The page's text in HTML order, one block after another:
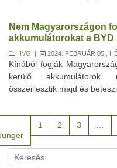
Nem Magyarországon
akkumulátorokat a BYD
HVG | 2024. FEBRUÁR 05.,
Kínából fogják
kerülő akkumulátorok
összeillesztik majd és
1 2 3